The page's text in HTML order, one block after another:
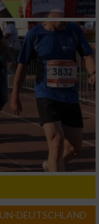
DEUTSCHLAND